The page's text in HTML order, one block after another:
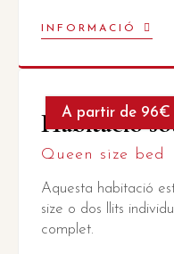
INFORMACIÓ
A partir de 96€
Habitació
Queen size bed
Aquesta habitació
size o dos llits
complet.